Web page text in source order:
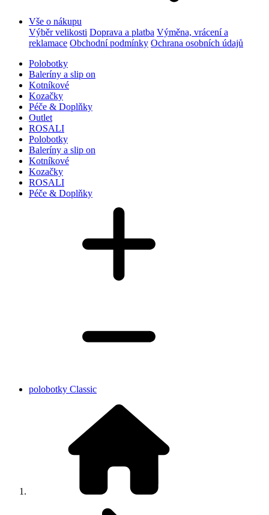
Vše o nákupu
Výběr velikosti Doprava a platba Výměna, vrácení a
reklamace Obchodní podmínky Ochrana osobních údajů
Polobotky
Baleríny a slip on
Kotníkové
Kozačky
Péče & Doplňky
Outlet
ROSALI
Polobotky
Baleríny a slip on
Kotníkové
Kozačky
ROSALI
Péče & Doplňky
polobotky Classic